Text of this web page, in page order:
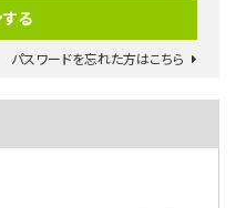
パスワードを忘れた方はこちら